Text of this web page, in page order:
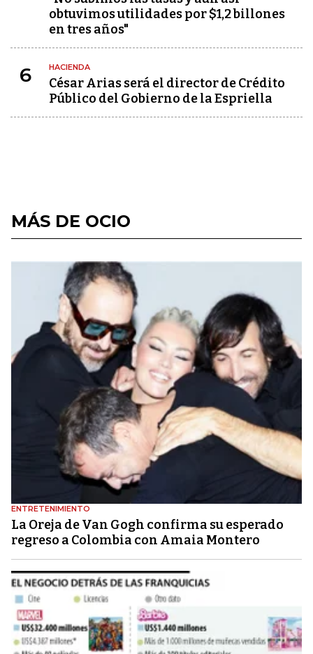
obtuvimos utilidades por $1,2 billones
en tres años"
6 HACIENDA
César Arias será el director de Crédito
Público del Gobierno de la Espriella
MÁS DE OCIO
ENTRETENIMIENTO
La Oreja de Van Gogh confirma su esperado
regreso a Colombia con Amaia Montero